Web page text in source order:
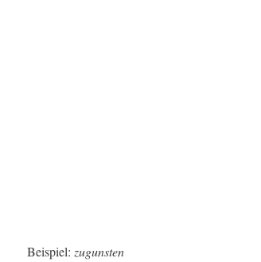
Beispiel: zugunsten